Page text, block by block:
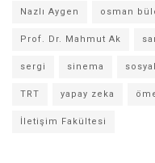
Nazlı Aygen osman
Prof. Dr. Mahmut Ak
sergi sinema
TRT yapay zeka
İletişim Fakültesi